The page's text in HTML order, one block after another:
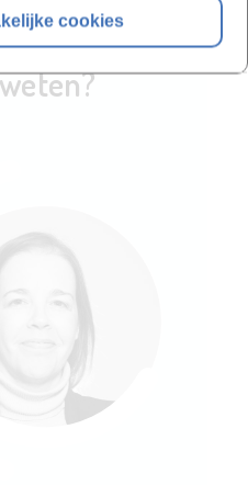
cookies